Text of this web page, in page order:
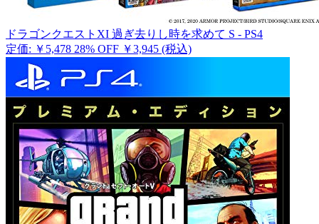
ドラゴンクエストXI 過ぎ去りし時を求めて S - PS4
定価: ￥5,478 28% OFF ￥3,945 (税込)